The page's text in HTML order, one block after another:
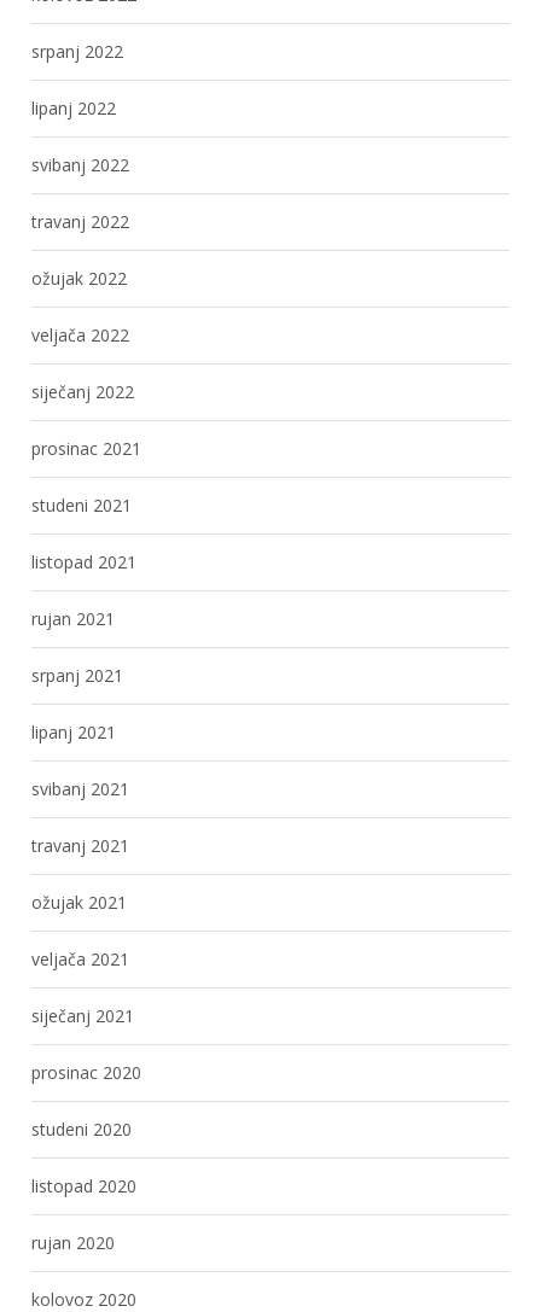
srpanj 2022
lipanj 2022
svibanj 2022
travanj 2022
ožujak 2022
veljača 2022
siječanj 2022
prosinac 2021
studeni 2021
listopad 2021
rujan 2021
srpanj 2021
lipanj 2021
svibanj 2021
travanj 2021
ožujak 2021
veljača 2021
siječanj 2021
prosinac 2020
studeni 2020
listopad 2020
rujan 2020
kolovoz 2020